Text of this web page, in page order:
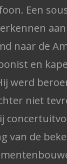
Een
naar de
en
werd
niet
van de